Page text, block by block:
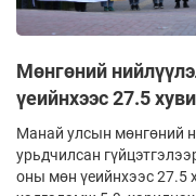
Мөнгөний
үеийнхээс 27.5
Манай улсын мөнгөний
урьдчилсан
оны мөн үеийнхээс 27.5